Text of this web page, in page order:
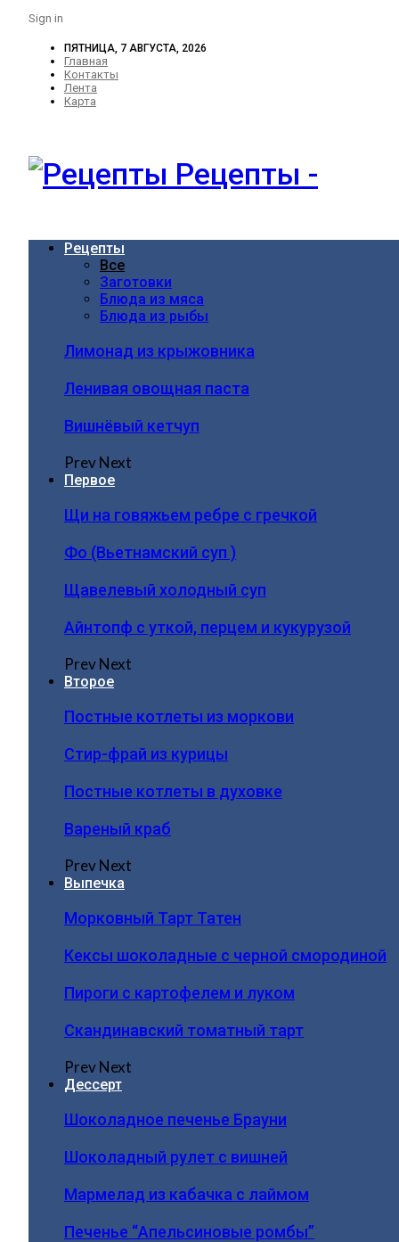
Sign in
ПЯТНИЦА, 7 АВГУСТА, 2026
Главная
Контакты
Лента
Карта
Рецепты -
Рецепты
Все
Заготовки
Блюда из мяса
Блюда из рыбы
Лимонад из крыжовника
Ленивая овощная паста
Вишнёвый кетчуп
PrevNext
Первое
Щи на говяжьем ребре с гречкой
Фо (Вьетнамский суп )
Щавелевый холодный суп
Айнтопф с уткой, перцем и кукурузой
PrevNext
Второе
Постные котлеты из моркови
Стир-фрай из курицы
Постные котлеты в духовке
Вареный краб
PrevNext
Выпечка
Морковный Тарт Татен
Кексы шоколадные с черной смородиной
Пироги c картофелем и луком
Скандинавский томатный тарт
PrevNext
Дессерт
Шоколадное печенье Брауни
Шоколадный рулет с вишней
Мармелад из кабачка с лаймом
Печенье “Апельсиновые ромбы”